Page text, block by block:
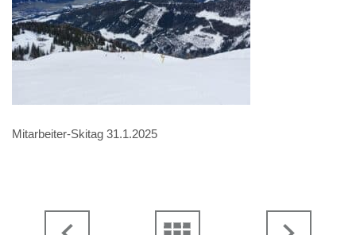
Mitarbeiter-Skitag 31.1.2025